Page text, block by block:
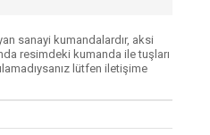
sanayi kumandalardır, aksi
resimdeki kumanda ile tuşları
lütfen iletişime